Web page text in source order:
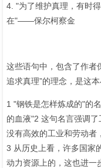
4. "为了维护真理，有时
在"——保尔柯察金
这些语句中，包含了作者
追求真理”的理念，是这
1 "钢铁是怎样炼成的"的
的血液"2 这句名言强调了
没有高效的工业和劳动者
3 从历史上看，许多国家
动力资源上的，这也进一